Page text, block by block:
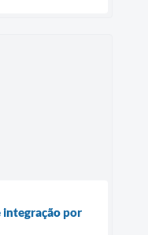
integração por